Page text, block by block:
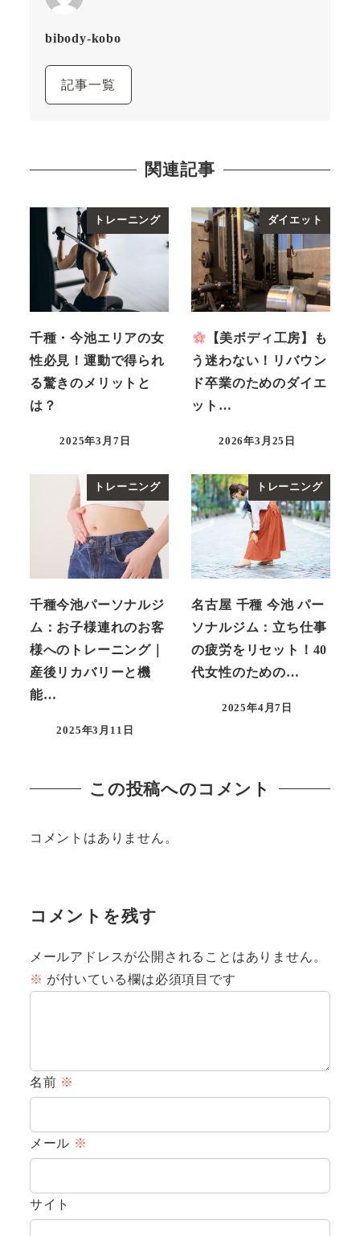
bibody-kobo
記事一覧
関連記事
トレーニング
千種・今池エリアの女
性必見！運動で得られ
る驚きのメリットと
は？
投稿日
2025年3月7日
ダイエット
【美ボディ工房】も
う迷わない！リバウン
ド卒業のためのダイエ
ット…
投稿日
2026年3月25日
トレーニング
千種今池パーソナルジ
ム：お子様連れのお客
様へのトレーニング｜
産後リカバリーと機
能…
投稿日
2025年3月11日
トレーニング
名古屋 千種 今池 パー
ソナルジム：立ち仕事
の疲労をリセット！40
代女性のための…
投稿日
2025年4月7日
この投稿へのコメント
コメントはありません。
コメントを残す
メールアドレスが公開されることはありません。
※ が付いている欄は必須項目です
名前 ※
メール ※
サイト